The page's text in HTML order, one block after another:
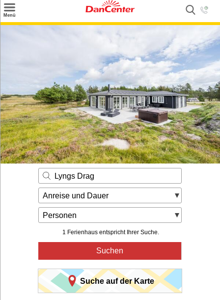
Menü
Angebote
Inspiration
Kontakt
Gut zu wissen
Login
Lyngs Drag
Anreise und Dauer
Personen
1 Ferienhaus entspricht Ihrer Suche.
Suchen
Suche auf der Karte